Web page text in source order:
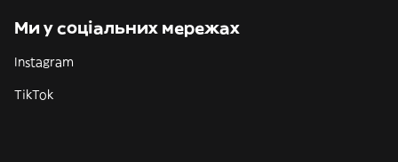
Ми у соціальних мережах
Instagram
TikTok